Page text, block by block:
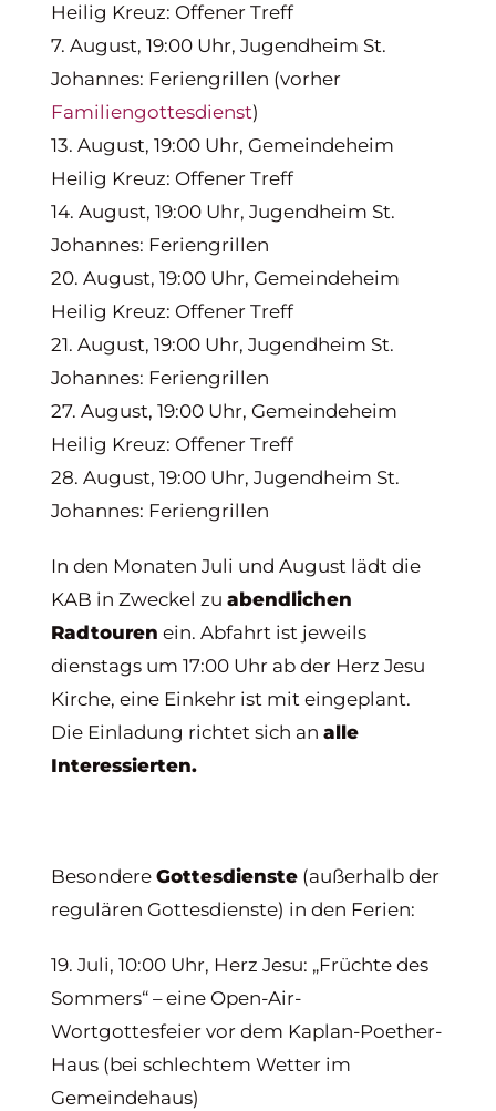
Heilig Kreuz: Offener Treff
7. August, 19:00 Uhr, Jugendheim St.
Johannes: Feriengrillen (vorher
Familiengottesdienst)
13. August, 19:00 Uhr, Gemeindeheim
Heilig Kreuz: Offener Treff
14. August, 19:00 Uhr, Jugendheim St.
Johannes: Feriengrillen
20. August, 19:00 Uhr, Gemeindeheim
Heilig Kreuz: Offener Treff
21. August, 19:00 Uhr, Jugendheim St.
Johannes: Feriengrillen
27. August, 19:00 Uhr, Gemeindeheim
Heilig Kreuz: Offener Treff
28. August, 19:00 Uhr, Jugendheim St.
Johannes: Feriengrillen
In den Monaten Juli und August lädt die
KAB in Zweckel zu abendlichen
Radtouren ein. Abfahrt ist jeweils
dienstags um 17:00 Uhr ab der Herz Jesu
Kirche, eine Einkehr ist mit eingeplant.
Die Einladung richtet sich an alle
Interessierten.
Besondere Gottesdienste (außerhalb der
regulären Gottesdienste) in den Ferien:
19. Juli, 10:00 Uhr, Herz Jesu: „Früchte des
Sommers“ – eine Open-Air-
Wortgottesfeier vor dem Kaplan-Poether-
Haus (bei schlechtem Wetter im
Gemeindehaus)